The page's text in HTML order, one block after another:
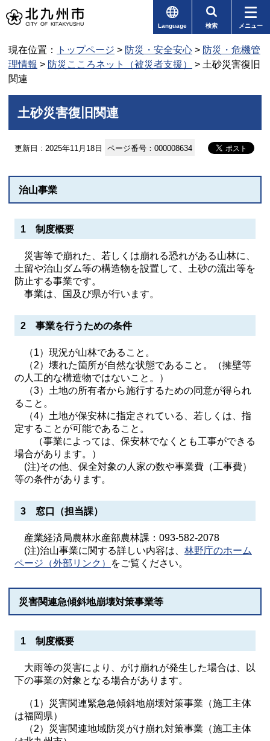
Language 検索 メニュー
現在位置： トップページ > 防災・安全安心 > 防災・危機管
理情報 > 防災こころネット（被災者支援）
> 土砂災害復旧
関連
土砂災害復旧関連
更新日 : 2025年11月18日 ページ番号：000008634
治山事業
1 制度概要
災害等で崩れた、若しくは崩れる恐れがある山林に、
土留や治山ダム等の構造物を設置して、土砂の流出等を
防止する事業です。
事業は、国及び県が行います。
2 事業を行うための条件
（1）現況が山林であること。
（2）壊れた箇所が自然な状態であること。（擁壁等
の人工的な構造物ではないこと。）
（3）土地の所有者から施行するための同意が得られ
ること。
（4）土地が保安林に指定されている、若しくは、指
定することが可能であること。
（事業によっては、保安林でなくとも工事ができる
場合があります。）
(注)その他、保全対象の人家の数や事業費（工事費）
等の条件があります。
3 窓口（担当課）
産業経済局農林水産部農林課：093-582-2078
(注)治山事業に関する詳しい内容は、 林野庁のホーム
ページ（外部リンク）
をご覧ください。
災害関連急傾斜地崩壊対策事業等
1 制度概要
大雨等の災害により、がけ崩れが発生した場合は、以
下の事業の対象となる場合があります。
（1）災害関連緊急急傾斜地崩壊対策事業（施工主体
は福岡県）
（2）災害関連地域防災がけ崩れ対策事業（施工主体